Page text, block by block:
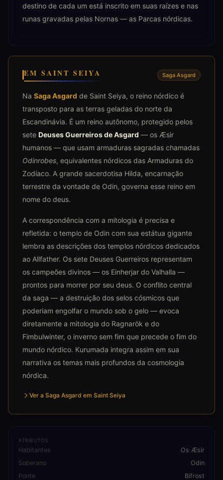
destino de cada um está inscrito em suas raízes e nas
runas gravadas pelas Nornas — as Parcas nórdicas.
EM SAINT SEIYA Saga Asgard
Na Saga Asgard de Saint Seiya, o reino nórdico é
transposto para as terras geladas do norte da
Escandinávia. É um reino autônomo, protegido pelos
sete Deuses Guerreiros de Asgard — os Æsir
humanos — que usam armaduras sagradas chamadas
Odinrobes, equivalentes nórdicos das Armaduras do
Zodíaco. A grande sacerdotisa Hilda, encarnação
terrestre da vontade de Odin, governa esse reino em
nome do deus.
A correspondência com a mitologia é precisa e
refletida: o templo de Odin com sua estátua gigante
lembra as descrições dos templos nórdicos dedicados
ao Allfather. Os sete Deuses Guerreiros representam
os campeões divinos — os Einherjar do Valhalla —
prontos para morrer por seu deus. O conflito central
da saga — a destruição dos selos cósmicos que
poderiam engolfar o mundo sob o gelo — evoca
diretamente a mitologia do Ragnarök e do
Fimbulwinter, o inverno sem fim que precede o fim do
mundo nórdico. Kurumada integra assim em sua
narrativa os temas mais profundos da cosmologia
nórdica.
Ver a Saga Asgard em Saint Seiya
ATRIBUTOS
Habitantes
Os Æsir
Soberano
Odin
Ponte
Bifrost